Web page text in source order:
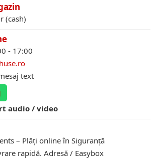
(cash)
- 17:00
text
audio / video
– Plăți online în Siguranță
rapidă. Adresă / Easybox